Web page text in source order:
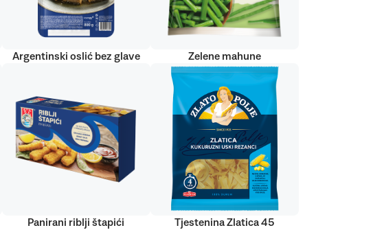
Argentinski oslić bez glave Zelene mahune
Panirani riblji štapići Tjestenina Zlatica 45